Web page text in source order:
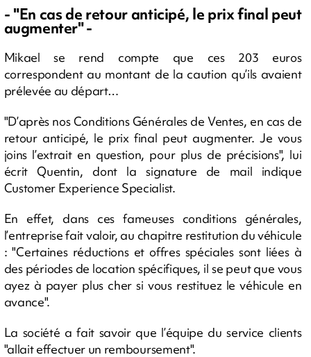
- "En cas de retour anticipé, le prix final peut
augmenter" -
Mikael se rend compte que ces 203 euros
correspondent au montant de la caution qu’ils avaient
prélevée au départ…
"D’après nos Conditions Générales de Ventes, en cas de
retour anticipé, le prix final peut augmenter. Je vous
joins l’extrait en question, pour plus de précisions", lui
écrit Quentin, dont la signature de mail indique
Customer Experience Specialist.
En effet, dans ces fameuses conditions générales,
l’entreprise fait valoir, au chapitre restitution du véhicule
: "Certaines réductions et offres spéciales sont liées à
des périodes de location spécifiques, il se peut que vous
ayez à payer plus cher si vous restituez le véhicule en
avance".
La société a fait savoir que l’équipe du service clients
"allait effectuer un remboursement".